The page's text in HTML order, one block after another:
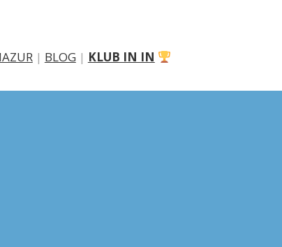
| BLOG | KLUB IN IN